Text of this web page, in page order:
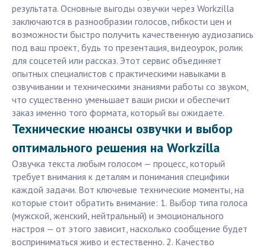
результата. Основные выгоды озвучки через Workzilla
заключаются в разнообразии голосов, гибкости цен и
возможности быстро получить качественную аудиозапись
под ваш проект, будь то презентация, видеоурок, ролик
для соцсетей или рассказ. Этот сервис объединяет
опытных специалистов с практическими навыками в
озвучивании и техническими знаниями работы со звуком,
что существенно уменьшает ваши риски и обеспечит
заказ именно того формата, который вы ожидаете.
Технические нюансы озвучки и выбор
оптимального решения на Workzilla
Озвучка текста любым голосом — процесс, который
требует внимания к деталям и понимания специфики
каждой задачи. Вот ключевые технические моменты, на
которые стоит обратить внимание: 1. Выбор типа голоса
(мужской, женский, нейтральный) и эмоционального
настроя — от этого зависит, насколько сообщение будет
восприниматься живо и естественно. 2. Качество